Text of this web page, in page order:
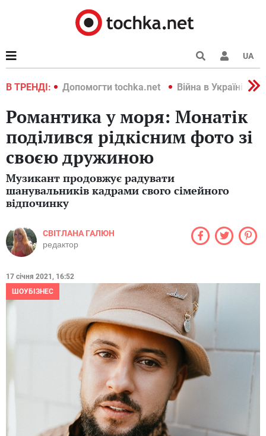
UA
В ТРЕНДІ:
2022 Допомогти tochka.net Війна в Україні 2022
Романтика у моря: Монатік
поділився рідкісним фото зі
своєю дружиною
Музикант продовжує радувати
шанувальників кадрами свого сімейного
відпочинку
СВІТЛАНА ГАЛЮН
редактор
17 січня 2021, 16:52
ШОУБІЗНЕС